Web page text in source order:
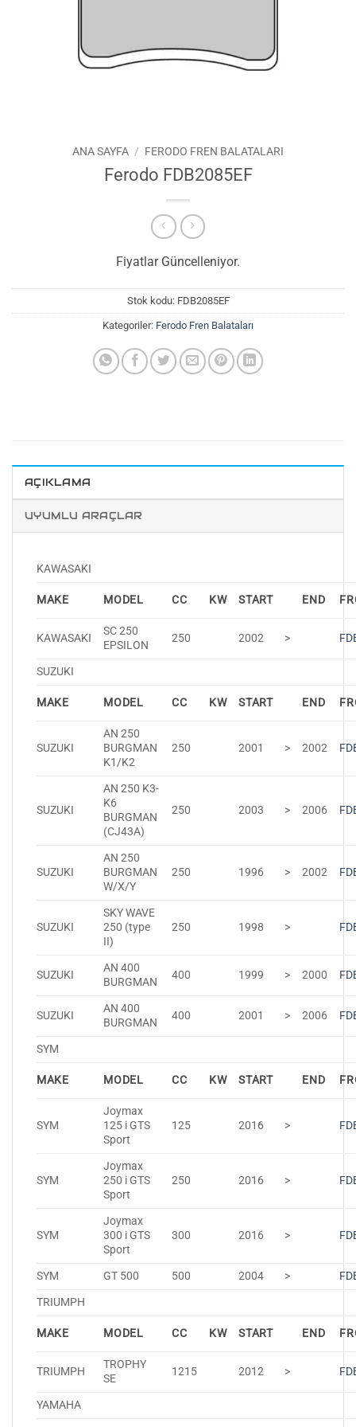
ANA SAYFA / FERODO FREN BALATALARI
Ferodo FDB2085EF
Fiyatlar Güncelleniyor.
Stok kodu: FDB2085EF
Kategoriler: Ferodo Fren Balataları
AÇIKLAMA
UYUMLU ARAÇLAR
KAWASAKI
MAKE MODEL CC KW START END
KAWASAKI
SC 250
EPSILON
250 2002 >
SUZUKI
MAKE MODEL CC KW START END
SUZUKI
AN 250
BURGMAN
K1/K2
250 2001 > 2002
SUZUKI
AN 250 K3-
K6
BURGMAN
(CJ43A)
250 2003 > 2006
SUZUKI
AN 250
BURGMAN
W/X/Y
250 1996 > 2002
SUZUKI
SKY WAVE
250 (type
II)
250 1998 >
SUZUKI
AN 400
BURGMAN
400 1999 > 2000
SUZUKI
AN 400
BURGMAN
400 2001 > 2006
SYM
MAKE MODEL CC KW START END
SYM
Joymax
125 i GTS
Sport
125 2016 >
SYM
Joymax
250 i GTS
Sport
250 2016 >
SYM
Joymax
300 i GTS
Sport
300 2016 >
SYM GT 500 500 2004 >
TRIUMPH
MAKE MODEL CC KW START END
TRIUMPH
TROPHY
SE
1215 2012 >
YAMAHA